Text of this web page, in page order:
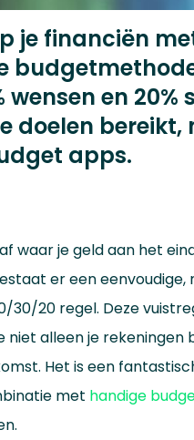
je financiën
wensen en
doelen
apps.
waar je geld aan het
er een
30/20 regel. Deze
niet alleen je
Het is een
met handige